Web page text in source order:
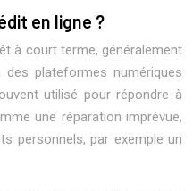
en ligne ?
à court terme, généralement
plateformes numériques
utilisé pour répondre à
une réparation imprévue,
personnels, par exemple un